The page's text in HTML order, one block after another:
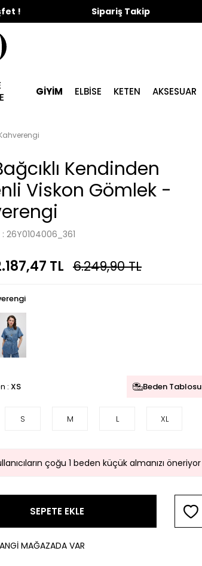
!
! Sipariş Takip
GİYİM ELBISE KETEN AKSESUAR
Kendinden
Viskon Gömlek -
26Y0104006_361
TL 6.249,90TL
: XS Beden Tablosu
S M L XL
çoğu 1 beden küçük almanızı öneriyor
SEPETE EKLE
MAĞAZADA VAR